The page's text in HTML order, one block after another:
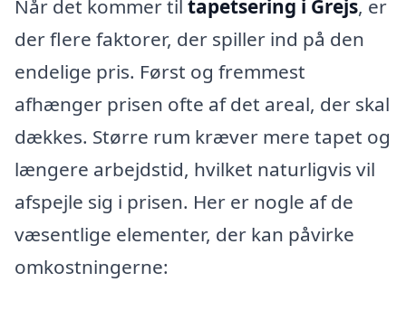
Når det kommer til tapetsering i Grejs, er
der flere faktorer, der spiller ind på den
endelige pris. Først og fremmest
afhænger prisen ofte af det areal, der skal
dækkes. Større rum kræver mere tapet og
længere arbejdstid, hvilket naturligvis vil
afspejle sig i prisen. Her er nogle af de
væsentlige elementer, der kan påvirke
omkostningerne: